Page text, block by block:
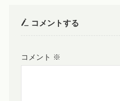
コメントする
コメント ※